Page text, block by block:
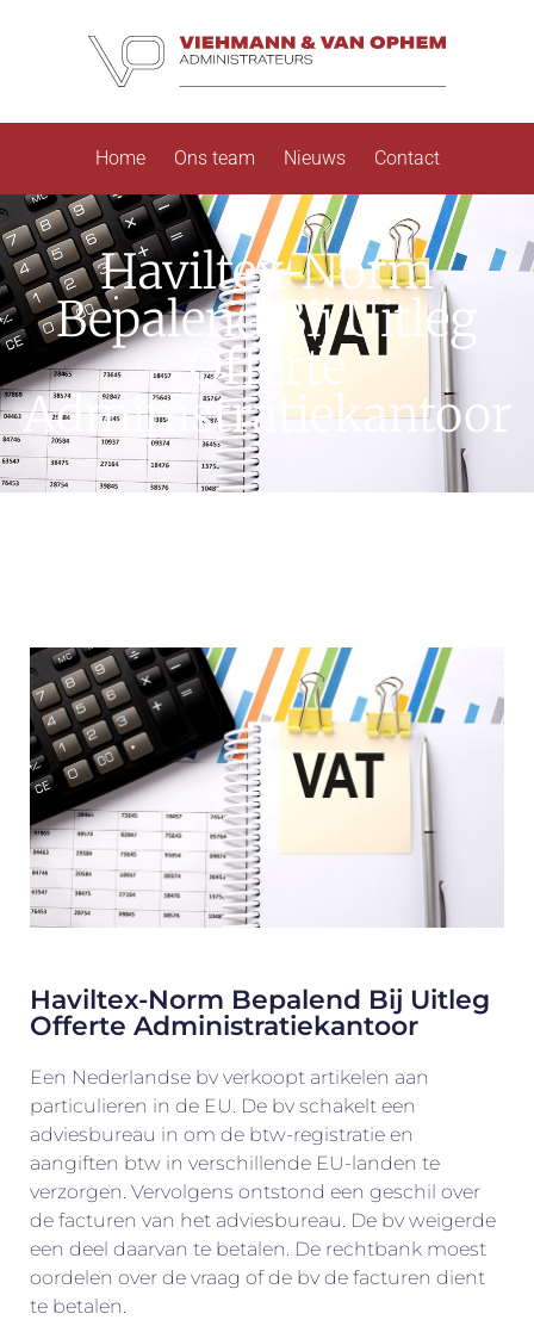
Home Ons team Nieuws Contact
Haviltex-Norm
Bepalend Bij Uitleg
Offerte
Administratiekantoor
Haviltex-Norm Bepalend Bij Uitleg
Offerte Administratiekantoor
Een Nederlandse bv verkoopt artikelen aan
particulieren in de EU. De bv schakelt een
adviesbureau in om de btw-registratie en
aangiften btw in verschillende EU-landen te
verzorgen. Vervolgens ontstond een geschil over
de facturen van het adviesbureau. De bv weigerde
een deel daarvan te betalen. De rechtbank moest
oordelen over de vraag of de bv de facturen dient
te betalen.